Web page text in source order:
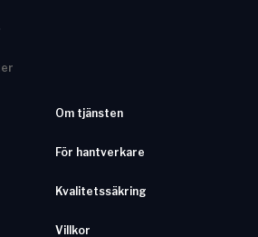
Om tjänsten
För hantverkare
Kvalitetssäkring
Villkor